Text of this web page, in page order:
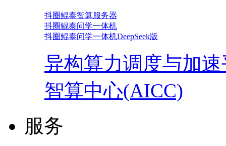
抖圈鲲泰智算服务器
抖圈鲲泰问学一体机
抖圈鲲泰问学一体机DeepSeek版
异构算力调度与加
智算中心(AICC)
服务